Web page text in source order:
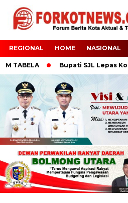
REGIONAL HOME NASIONAL
TABELA Bupati SJL Lepas